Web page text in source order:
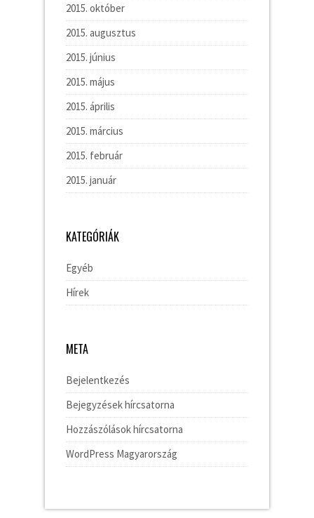
2015. október
2015. augusztus
2015. június
2015. május
2015. április
2015. március
2015. február
2015. január
KATEGÓRIÁK
Egyéb
Hírek
META
Bejelentkezés
Bejegyzések hírcsatorna
Hozzászólások hírcsatorna
WordPress Magyarország